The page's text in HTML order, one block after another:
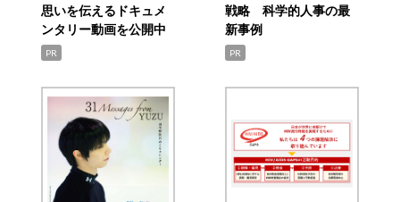
思いを伝えるドキュメ
ンタリー動画を公開中
PR
戦略 科学的人事の最
新事例
PR